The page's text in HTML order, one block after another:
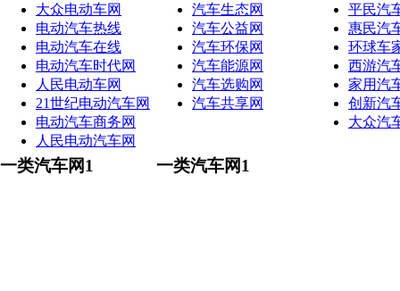
大众电动车网
电动汽车热线
电动汽车在线
电动汽车时代网
人民电动车网
21世纪电动汽车网
电动汽车商务网
人民电动汽车网
汽车生态网
汽车公益网
汽车环保网
汽车能源网
汽车选购网
汽车共享网
平民汽
惠民汽
环球车
西游汽
家用汽
创新汽
大众汽
一类汽车网1 一类汽车网1